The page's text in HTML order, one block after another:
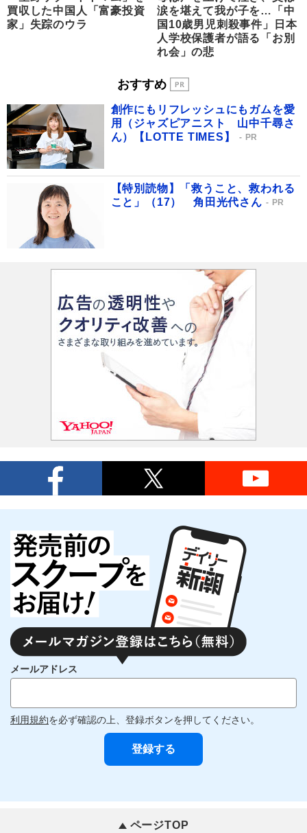
買収した中国人「富豪投資
家」失踪のウラ
涙を堪えて我が子を…「中
国10歳男児刺殺事件」日本
人学校保護者が語る「お別
れ会」の悲
おすすめ
創作にもリフレッシュにもガムを愛
用（ジャズピアニスト 山中千尋さ
ん）【LOTTE TIMES】
PR
【特別読物】「救うこと、救われる
こと」（17） 角田光代さん
PR
メールアドレス
利用規約を必ず確認の上、登録ボタンを押してください。
ページTOP